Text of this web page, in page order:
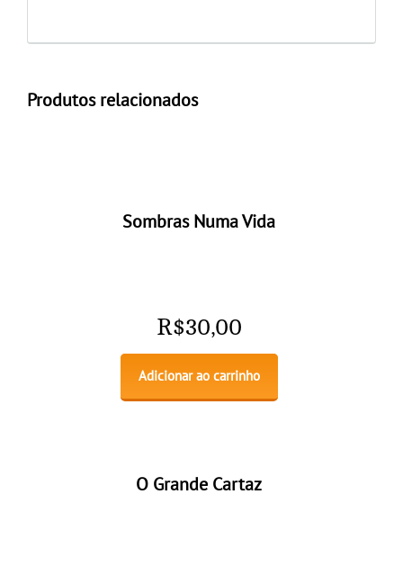
Produtos relacionados
Sombras Numa Vida
R$30,00
Adicionar ao carrinho
O Grande Cartaz